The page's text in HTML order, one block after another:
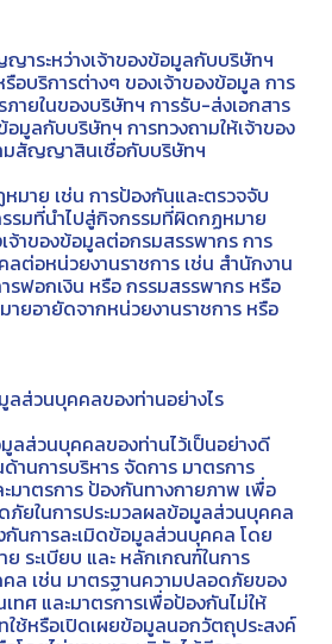
าระหว่างเจ้าของข้อมูลกับบริษัทฯ
อบริการต่างๆ ของเจ้าของข้อมูล การ
ายในของบริษัทฯ การรับ-ส่งเอกสาร
อมูลกับบริษัทฯ การทวงถามให้เจ้าของ
มสัญญาสินเชื่อกับบริษัทฯ
มาย เช่น การป้องกันและตรวจจับ
รมที่นำไปสู่กิจกรรมที่ผิดกฏหมาย
จ้าของข้อมูลต่อกรมสรรพากร การ
ต่อหน่วยงานราชการ เช่น สำนักงาน
รฟอกเงิน หรือ กรรมสรรพากร หรือ
ายอายัดจากหน่วยงานราชการ หรือ
ส่วนบุคคลของท่านอย่างไร
ลส่วนบุคคลของท่านไว้เป็นอย่างดี
านการบริหาร จัดการ มาตรการ
มาตรการ ป้องกันทางกายภาพ เพื่อ
ภัยในการประมวลผลข้อมูลส่วนบุคคล
กันการละเมิดข้อมูลส่วนบุคคล โดย
ระเบียบ และ หลักเกณฑ์ในการ
ล เช่น มาตรฐานความปลอดภัยของ
ทศ และมาตรการเพื่อป้องกันไม่ให้
ช้หรือเปิดเผยข้อมูลนอกวัตถุประสงค์